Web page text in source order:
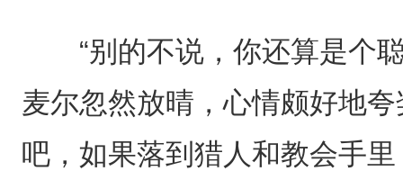
“别的不说，你还算是个聪
麦尔忽然放晴，心情颇好地
吧，如果落到猎人和教会手